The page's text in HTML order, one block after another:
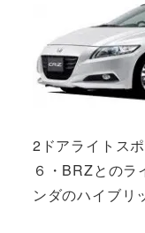
2ドアライトス
６・BRZとのラ
ンダのハイブリ